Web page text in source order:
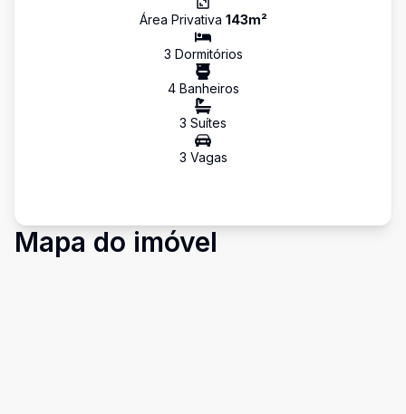
Área Privativa 143m²
3 Dormitórios
4Banheiros
3 Suítes
3 Vagas
Mapa do imóvel